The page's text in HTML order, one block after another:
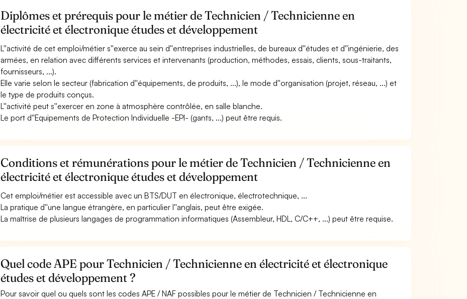
Diplômes et prérequis pour le métier de Technicien / Technicienne en
électricité et électronique études et développement
L''activité de cet emploi/métier s''exerce au sein d''entreprises industrielles, de bureaux d''études et d''ingénierie, des
armées, en relation avec différents services et intervenants (production, méthodes, essais, clients, sous-traitants,
fournisseurs, ...).
Elle varie selon le secteur (fabrication d''équipements, de produits, ...), le mode d''organisation (projet, réseau, ...) et
le type de produits conçus.
L''activité peut s''exercer en zone à atmosphère contrôlée, en salle blanche.
Le port d''Equipements de Protection Individuelle -EPI- (gants, ...) peut être requis.
Conditions et rémunérations pour le métier de Technicien / Technicienne en
électricité et électronique études et développement
Cet emploi/métier est accessible avec un BTS/DUT en électronique, électrotechnique, ...
La pratique d''une langue étrangère, en particulier l''anglais, peut être exigée.
La maîtrise de plusieurs langages de programmation informatiques (Assembleur, HDL, C/C++, ...) peut être requise.
Quel code APE pour Technicien / Technicienne en électricité et électronique
études et développement ?
Pour savoir quel ou quels sont les codes APE / NAF possibles pour le métier de Technicien / Technicienne en